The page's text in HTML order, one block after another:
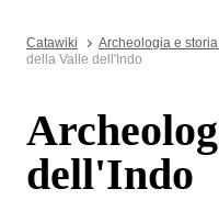
Catawiki Archeologia e
della Valle dell'Indo
dell'Indo